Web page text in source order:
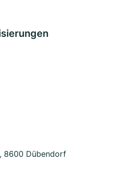
8600 Dübendorf